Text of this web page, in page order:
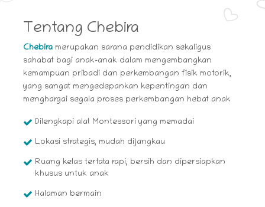
Tentang Chebira
Chebira merupakan sarana pendidikan sekaligus
sahabat bagi anak-anak dalam mengembangkan
kemampuan pribadi dan perkembangan fisik motorik,
yang sangat mengedepankan kepentingan dan
menghargai segala proses perkembangan hebat anak
Dilengkapi alat Montessori yang memadai
Lokasi strategis, mudah dijangkau
Ruang kelas tertata rapi, bersih dan dipersiapkan
khusus untuk anak
Halaman bermain